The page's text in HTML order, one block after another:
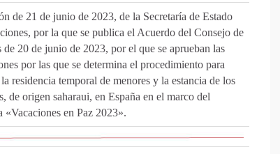
de 21 de junio de 2023, de la Secretaría de Estado
por la que se publica el Acuerdo del Consejo de
20 de junio de 2023, por el que se aprueban las
por las que se determina el procedimiento para
residencia temporal de menores y la estancia de los
de origen saharaui, en España en el marco del
«Vacaciones en Paz 2023».